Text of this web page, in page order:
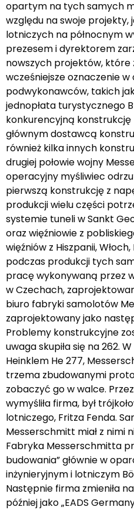
opartym na tych samych
względu na swoje projekty,
lotniczych na północnym
prezesem i dyrektorem
nowszych projektów, które
wcześniejsze oznaczenie
podwykonawców, takich
jednopłata turystycznego
konkurencyjną konstrukcję
głównym dostawcą
również kilka innych
drugiej połowie wojny
operacyjny myśliwiec
pierwszą konstrukcję z
produkcji wielu części
systemie tuneli w Sankt
oraz więźniowie z
więźniów z Hiszpanii,
podczas produkcji tych
pracę wykonywaną przez
w Czechach,
biuro fabryki samolotów
zaprojektowany jako
Problemy konstrukcyjne
uwaga skupiła się na 262.
Heinklem He 277,
trzema zbudowanymi
zobaczyć go w walce.
wymyśliła firma, był
lotniczego, Fritza Fenda.
Messerschmitt miał z nimi
Fabryka Messerschmitta
budowania” głównie w
inżynieryjnym i lotniczym
Następnie firma zmieniła
później jako „EADS